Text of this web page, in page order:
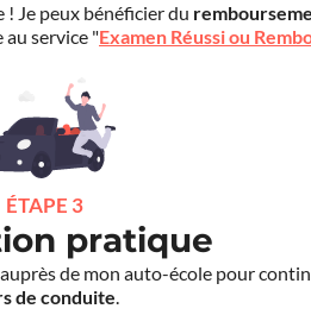
! Je peux bénéficier du
au service "Examen Réussi ou
ÉTAPE 3
pratique
de mon auto-école pour
de conduite.